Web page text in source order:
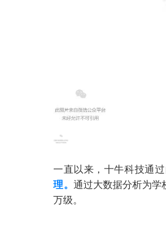
一直以来，十牛科技通
理。通过大数据分析为
万级。